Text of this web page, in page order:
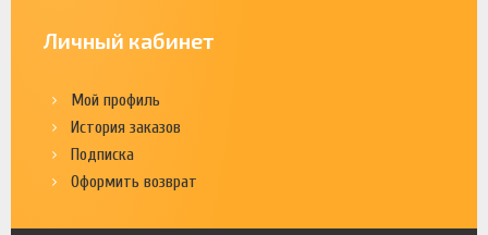
Личный кабинет
Мой профиль
История заказов
Подписка
Оформить возврат